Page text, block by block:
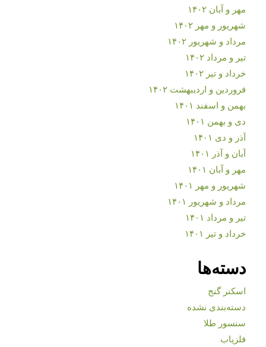
مهر و آبان ۱۴۰۲
شهریور و مهر ۱۴۰۲
مرداد و شهریور ۱۴۰۲
تیر و مرداد ۱۴۰۲
خرداد و تیر ۱۴۰۲
فروردین و اردیبهشت ۱۴۰۲
بهمن و اسفند ۱۴۰۱
دی و بهمن ۱۴۰۱
آذر و دی ۱۴۰۱
آبان و آذر ۱۴۰۱
مهر و آبان ۱۴۰۱
شهریور و مهر ۱۴۰۱
مرداد و شهریور ۱۴۰۱
تیر و مرداد ۱۴۰۱
خرداد و تیر ۱۴۰۱
دسته‌ها
اسکنر گنج
دسته‌بندی نشده
سنسور طلا
فلزیاب